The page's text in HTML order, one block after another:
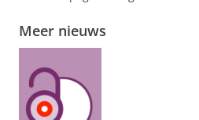
Meer nieuws